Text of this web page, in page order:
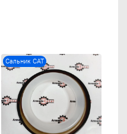
Сальник CAT